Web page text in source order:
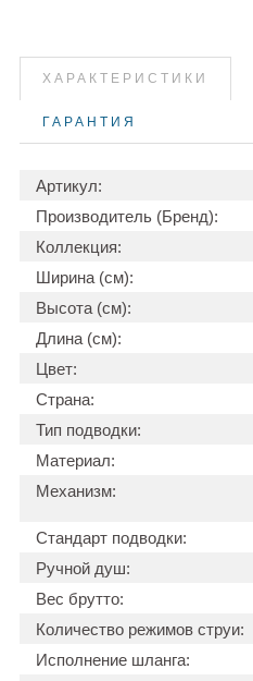
ХАРАКТЕРИСТИКИ
ГАРАНТИЯ
Артикул:
Производитель (Бренд):
Коллекция:
Ширина (см):
Высота (см):
Длина (см):
Цвет:
Страна:
Тип подводки:
Материал:
Механизм:
Стандарт подводки:
Ручной душ:
Вес брутто:
Количество режимов струи:
Исполнение шланга: